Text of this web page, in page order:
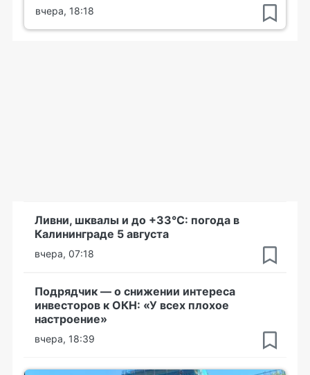
вчера, 18:18
Ливни, шквалы и до +33°С: погода в
Калининграде 5 августа
вчера, 07:18
Подрядчик — о снижении интереса
инвесторов к ОКН: «У всех плохое
настроение»
вчера, 18:39